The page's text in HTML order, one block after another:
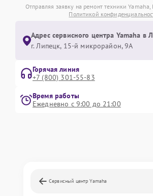
Отправляя заявку на ремонт техники Yamaha,
Политикой
Адрес сервисного центра Yamaha в
г. Липецк, 15-й микрорайон, 9А
Горячая линия
+7 (800) 301-55-83
Время работы
Ежедневно с 9:00 до 21:00
Сервисный центр Yamaha